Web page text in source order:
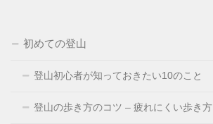
初めての登山
登山初心者が知っておきたい10のこと
登山の歩き方のコツ – 疲れにくい歩き方